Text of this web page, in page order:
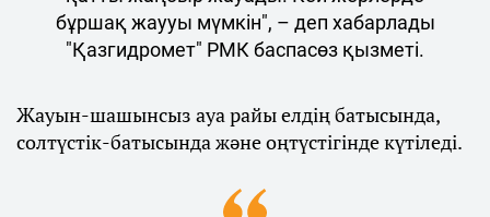
бұршақ жаууы мүмкін", – деп хабарлады
"Қазгидромет" РМК баспасөз қызметі.
Жауын-шашынсыз ауа райы елдің батысында,
солтүстік-батысында және оңтүстігінде күтіледі.